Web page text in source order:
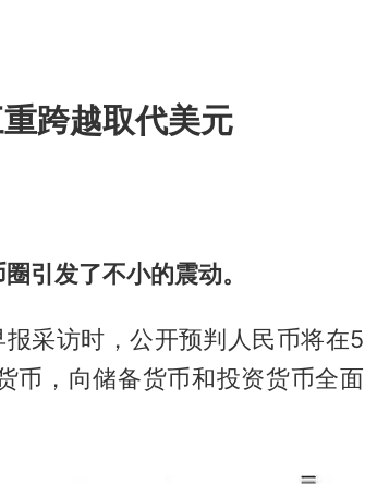
跨越取代美元
引发了不小的震动。
采访时，公开预判人民币将在5
币，向储备货币和投资货币全面